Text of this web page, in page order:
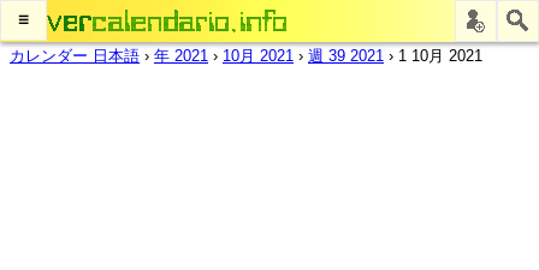
≡
カレンダー 日本語 › 年 2021 › 10月 2021 › 週 39 2021 › 1 10月 2021